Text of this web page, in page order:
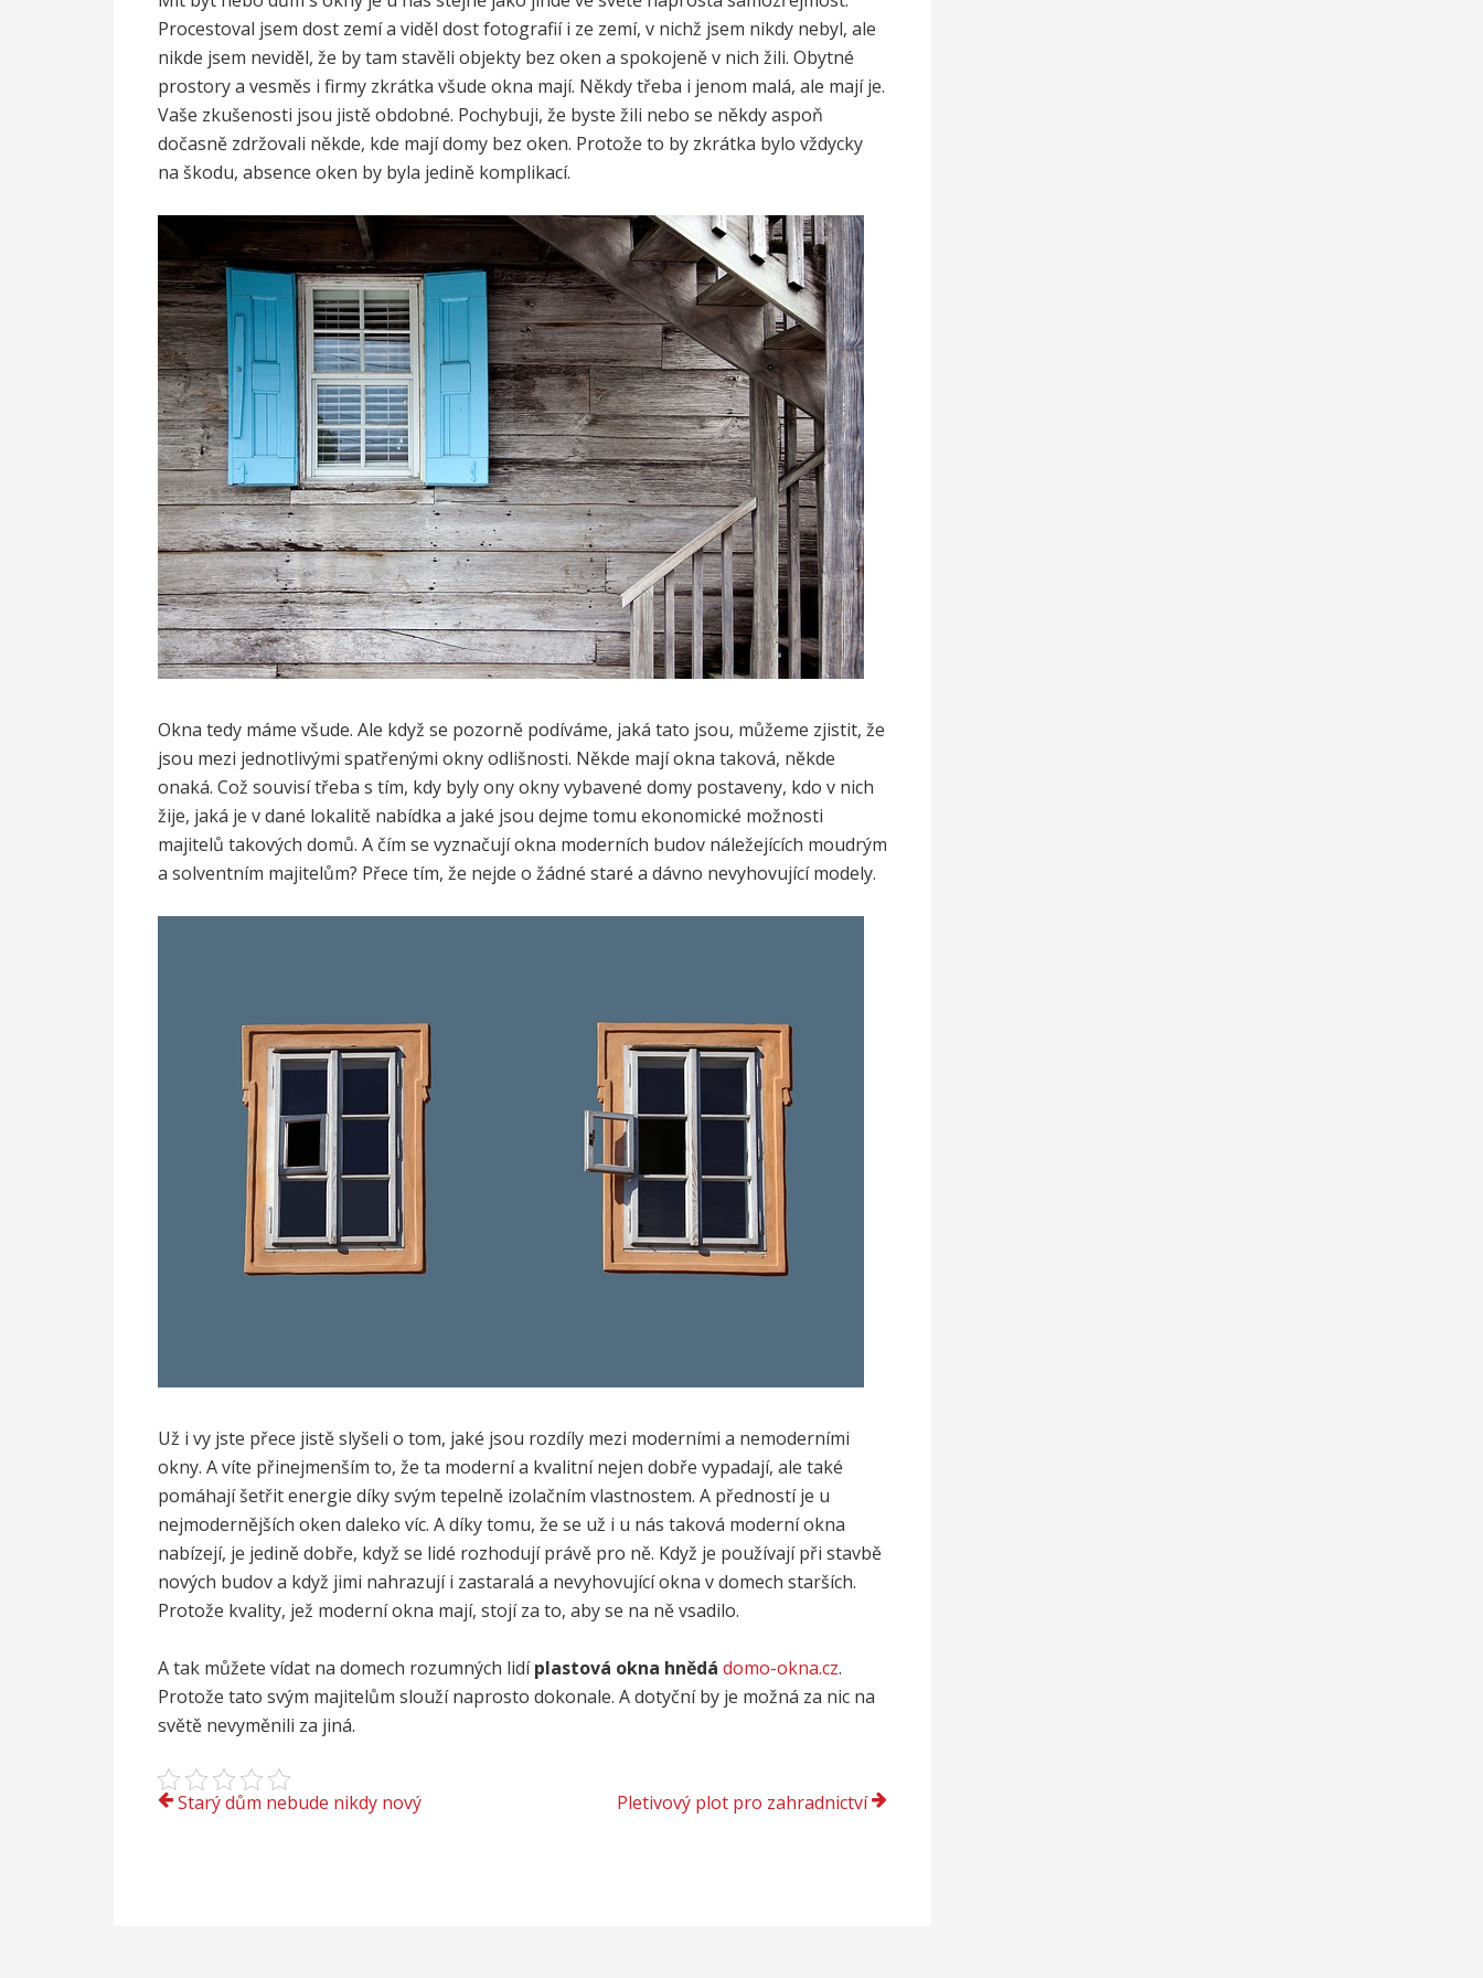
Procestoval jsem dost zemí a viděl dost fotografií i ze zemí, v nichž jsem nikdy nebyl, ale
nikde jsem neviděl, že by tam stavěli objekty bez oken a spokojeně v nich žili. Obytné
prostory a vesměs i firmy zkrátka všude okna mají. Někdy třeba i jenom malá, ale mají je.
Vaše zkušenosti jsou jistě obdobné. Pochybuji, že byste žili nebo se někdy aspoň
dočasně zdržovali někde, kde mají domy bez oken. Protože to by zkrátka bylo vždycky
na škodu, absence oken by byla jedině komplikací.
Okna tedy máme všude. Ale když se pozorně podíváme, jaká tato jsou, můžeme zjistit, že
jsou mezi jednotlivými spatřenými okny odlišnosti. Někde mají okna taková, někde
onaká. Což souvisí třeba s tím, kdy byly ony okny vybavené domy postaveny, kdo v nich
žije, jaká je v dané lokalitě nabídka a jaké jsou dejme tomu ekonomické možnosti
majitelů takových domů. A čím se vyznačují okna moderních budov náležejících moudrým
a solventním majitelům? Přece tím, že nejde o žádné staré a dávno nevyhovující modely.
Už i vy jste přece jistě slyšeli o tom, jaké jsou rozdíly mezi moderními a nemoderními
okny. A víte přinejmenším to, že ta moderní a kvalitní nejen dobře vypadají, ale také
pomáhají šetřit energie díky svým tepelně izolačním vlastnostem. A předností je u
nejmodernějších oken daleko víc. A díky tomu, že se už i u nás taková moderní okna
nabízejí, je jedině dobře, když se lidé rozhodují právě pro ně. Když je používají při stavbě
nových budov a když jimi nahrazují i zastaralá a nevyhovující okna v domech starších.
Protože kvality, jež moderní okna mají, stojí za to, aby se na ně vsadilo.
A tak můžete vídat na domech rozumných lidíplastová okna hnědá domo-okna.cz.
Protože tato svým majitelům slouží naprosto dokonale. A dotyční by je možná za nic na
světě nevyměnili za jiná.
Navigace
Starý dům nebude nikdy nový Pletivový plot pro zahradnictví